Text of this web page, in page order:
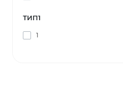
ТИП1
1